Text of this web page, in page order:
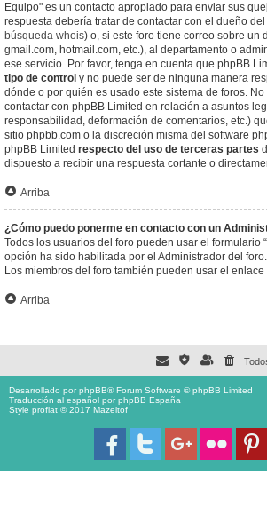
Equipo" es un contacto apropiado para enviar sus
respuesta debería tratar de contactar con el dueño
búsqueda whois) o, si este foro tiene correo sobre un
gmail.com, hotmail.com, etc.), al departamento o
ese servicio. Por favor, tenga en cuenta que phpBB
tipo de control y no puede ser de ninguna manera
dónde o por quién es usado este sistema de foros.
contactar con phpBB Limited en relación a asuntos
responsabilidad, deformación de comentarios, etc.)
sitio phpbb.com o la discreción misma del software
phpBB Limited respecto del uso de terceras partes
dispuesto a recibir una respuesta cortante o
Arriba
¿Cómo puedo ponerme en contacto con un
Todos los usuarios del foro pueden usar el formulario
opción ha sido habilitada por el Administrador del foro.
Los miembros del foro también pueden usar el
Arriba
Desarrollado porphpBB® Forum Software © phpBB Limited
Traducción al español porphpBB España
Style proflat © 2017 Mazeltof